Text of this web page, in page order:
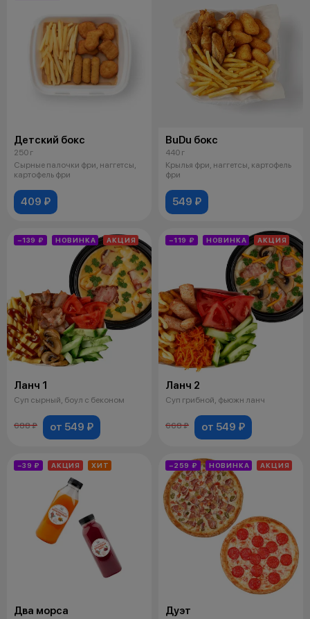
Детский бокс
250 г
Сырные палочки фри, наггетсы,
картофель фри
409 ₽
BuDu бокс
440 г
Крылья фри, наггетсы, картофель
фри
549 ₽
−139 ₽ НОВИНКА АКЦИЯ
Ланч 1
Суп сырный, боул с беконом
688 ₽ от 549 ₽
−119 ₽ НОВИНКА АКЦИЯ
Ланч 2
Суп грибной, фьюжн ланч
668 ₽ от 549 ₽
−39 ₽ АКЦИЯ ХИТ
Два морса
−259 ₽ НОВИНКА АКЦИЯ
Дуэт